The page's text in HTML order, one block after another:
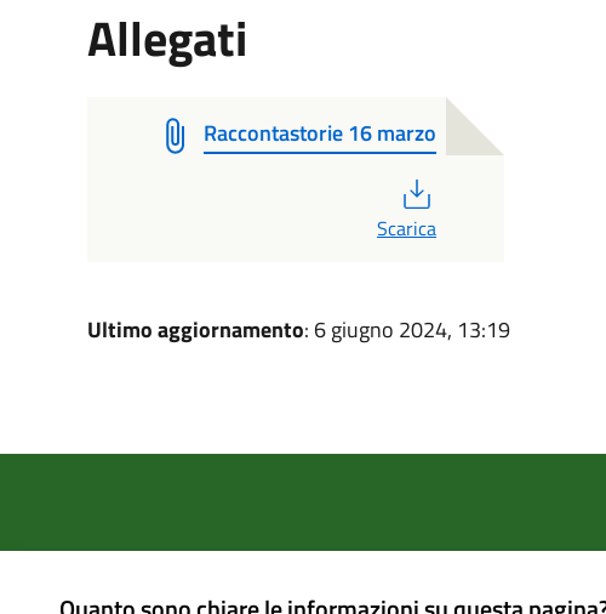
Allegati
Raccontastorie 16 marzo
Scarica
Ultimo aggiornamento: 6 giugno 2024, 13:19